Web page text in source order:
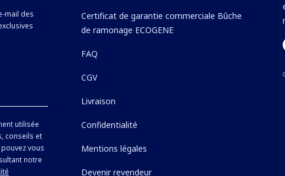
mail des
utilisée
conseils et
vous
notre
Certificat de garantie commerciale Bûche
de ramonage ECOGENE
FAQ
CGV
Livraison
Confidentialité
Mentions légales
Devenir revendeur